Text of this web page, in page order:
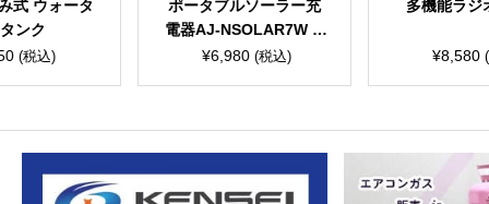
ポータブルソーラー充
電器AJ-NSOLAR7W O
(税込)
多機能ラジオライト
(税込)